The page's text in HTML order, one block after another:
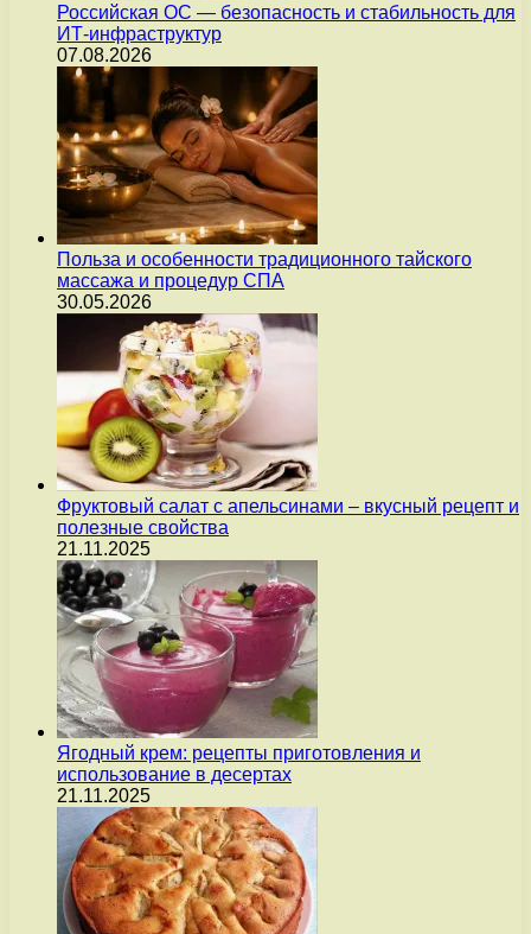
Российская ОС — безопасность и стабильность для
ИТ-инфраструктур
07.08.2026
Польза и особенности традиционного тайского
массажа и процедур СПА
30.05.2026
Фруктовый салат с апельсинами – вкусный рецепт и
полезные свойства
21.11.2025
Ягодный крем: рецепты приготовления и
использование в десертах
21.11.2025